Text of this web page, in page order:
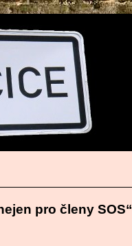
pro členy SOS“